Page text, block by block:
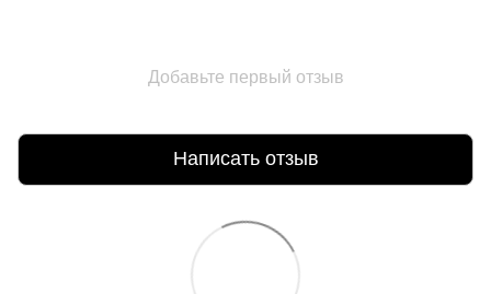
Добавьте первый отзыв
Написать отзыв